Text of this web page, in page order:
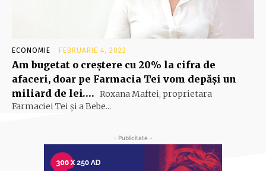
ECONOMIE FEBRUARIE 4, 2022
Am bugetat o creştere cu 20% la cifra de
afaceri, doar pe Farmacia Tei vom depăşi un
miliard de lei…. Roxana Maftei, proprietara
Farmaciei Tei şi a Bebe...
- Publicitate -